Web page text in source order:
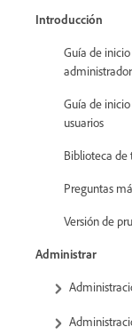
Introducción
Guía de
Guía de
usuarios
Biblioteca de
Preguntas
Versión de
Administrar